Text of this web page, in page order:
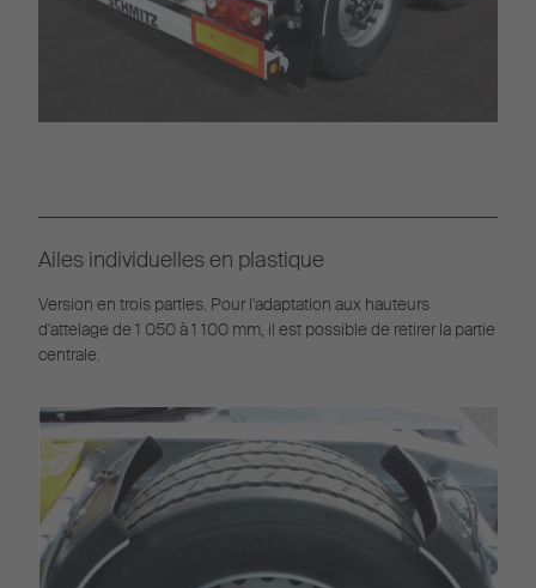
Ailes individuelles en plastique
Version en trois parties. Pour l'adaptation aux hauteurs
d'attelage de 1 050 à 1 100 mm, il est possible de retirer la partie
centrale.